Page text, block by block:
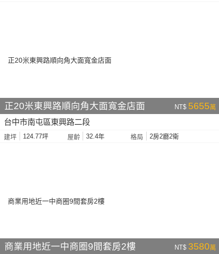
正20米東興路順向角大面寬金店面 NT$ 5655萬
台中市南屯區東興路二段
建坪 124.77坪 屋齡 32.4年 格局 2房2廳2衛
商業用地近一中商圈9間套房2樓 NT$ 3580萬